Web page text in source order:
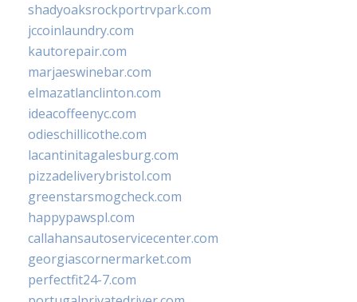
shadyoaksrockportrvpark.com
jccoinlaundry.com
kautorepair.com
marjaeswinebar.com
elmazatlanclinton.com
ideacoffeenyc.com
odieschillicothe.com
lacantinitagalesburg.com
pizzadeliverybristol.com
greenstarsmogcheck.com
happypawspl.com
callahansautoservicecenter.com
georgiascornermarket.com
perfectfit24-7.com